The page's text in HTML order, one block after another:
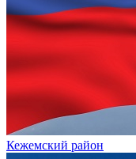
Кежемский район